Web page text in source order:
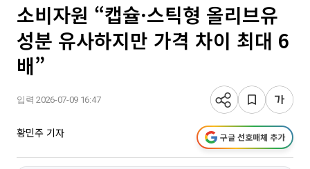
소비자원 “캡슐·스틱형 올리브유
성분 유사하지만 가격 차이 최대 6
배”
입력 2026-07-09 16:47
황민주 기자 구글 선호매체 추가